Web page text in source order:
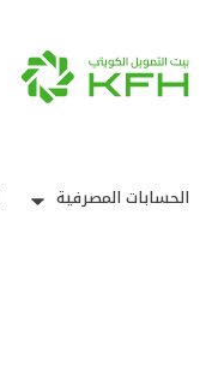
الحسابات المصرفية